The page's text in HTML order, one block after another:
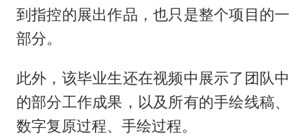
到指控的展出作品，也只是整个项目的一
部分。
此外，该毕业生还在视频中展示了团队中
的部分工作成果，以及所有的手绘线稿、
数字复原过程、手绘过程。